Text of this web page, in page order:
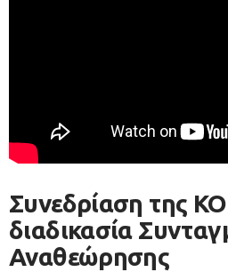
Συνεδρίαση της
διαδικασία
Αναθεώρησης